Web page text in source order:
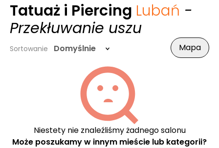
Tatuaż i Piercing Lubań -
Przekłuwanie uszu
Sortowanie Domyślnie Mapa
Niestety nie znaleźliśmy żadnego salonu
Może poszukamy w innym mieście lub kategorii?